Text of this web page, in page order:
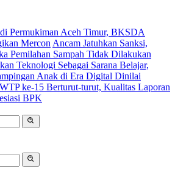
Permukiman Aceh Timur, BKSDA
Mercon Ancam Jatuhkan Sanksi,
Pemilahan Sampah Tidak Dilakukan
Teknologi Sebagai Sarana Belajar,
Anak di Era Digital Dinilai
ke-15 Berturut-turut, Kualitas Laporan
BPK